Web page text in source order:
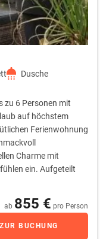
Dusche
zu 6 Personen mit
auf höchstem
Ferienwohnung
Charme mit
ein. Aufgeteilt
ist die ca. 107 m²
die beiden
Straufhain und den
ab 855 € pro Person
ZUR BUCHUNG